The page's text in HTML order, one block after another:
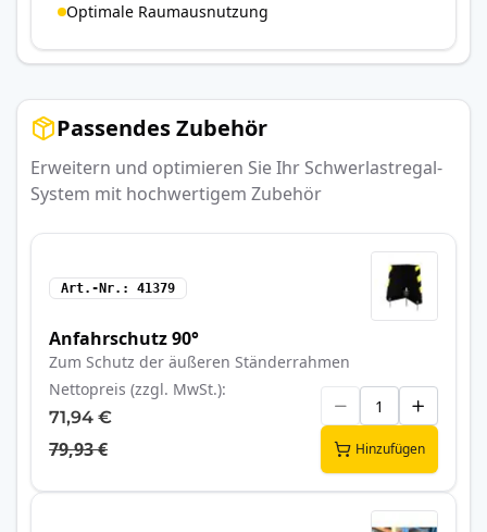
Optimale Raumausnutzung
Passendes Zubehör
Erweitern und optimieren Sie Ihr Schwerlastregal-
System mit hochwertigem Zubehör
Art.-Nr. 41379
Anfahrschutz 90°
Zum Schutz der äußeren Ständerrahmen
Nettopreis (zzgl. MwSt.)
71,94 €
79,93 € Hinzufügen